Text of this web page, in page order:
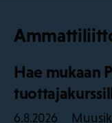
Hae mukaan
6.8.2026